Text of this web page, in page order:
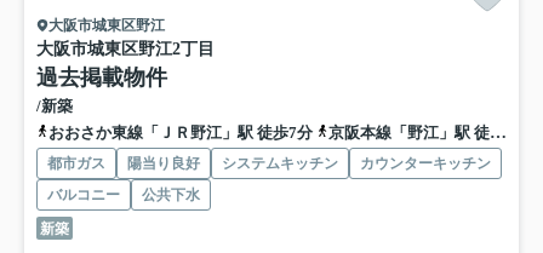
大阪市城東区野江
大阪市城東区野江2丁目
過去掲載物件
/新築
おおさか東線「ＪＲ野江」駅 徒歩7分
京阪本線「野江」駅 徒歩9分
都市ガス 陽当り良好 システムキッチン
カウンターキッチン
バルコニー
公共下水
新築